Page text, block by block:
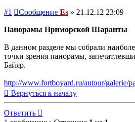
#1 Сообщение Es » 21.12.12 23:09
Панорамы Приморской Шаранты
В данном разделе мы собрали
точки зрения панорамы,
Байяр.
http://www.fortboyard.ru/autour/galerie/
Вернуться к началу
Ответить